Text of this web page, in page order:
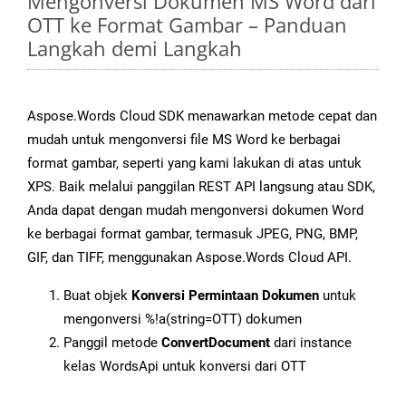
OTT ke Format Gambar – Panduan
Langkah demi Langkah
Aspose.Words Cloud SDK menawarkan metode cepat dan
mudah untuk mengonversi file MS Word ke berbagai
format gambar, seperti yang kami lakukan di atas untuk
XPS. Baik melalui panggilan REST API langsung atau SDK,
Anda dapat dengan mudah mengonversi dokumen Word
ke berbagai format gambar, termasuk JPEG, PNG, BMP,
GIF, dan TIFF, menggunakan Aspose.Words Cloud API.
Buat objek Konversi Permintaan Dokumen untuk
mengonversi %!a(string=OTT) dokumen
Panggil metode ConvertDocument dari instance
kelas WordsApi untuk konversi dari OTT